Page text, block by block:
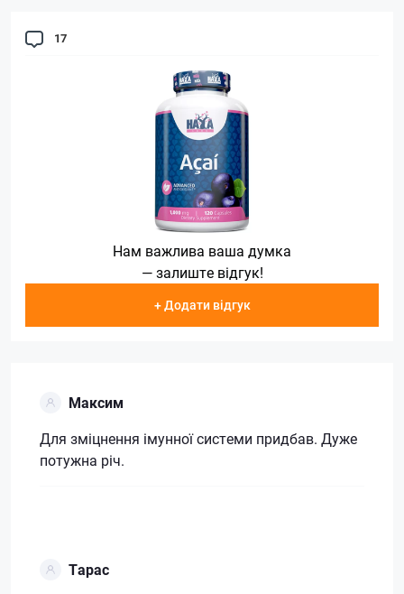
17
Нам важлива ваша думка
— залиште відгук!
+ Додати відгук
Максим
Для зміцнення імунної системи придбав. Дуже
потужна річ.
Тарас